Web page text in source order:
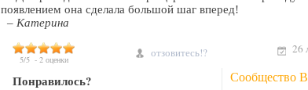
появлением она сделала большой шаг вперед!
– Катерина
5/5 - 2 оценки отзовитесь!? 26
Сообщество
Понравилось?